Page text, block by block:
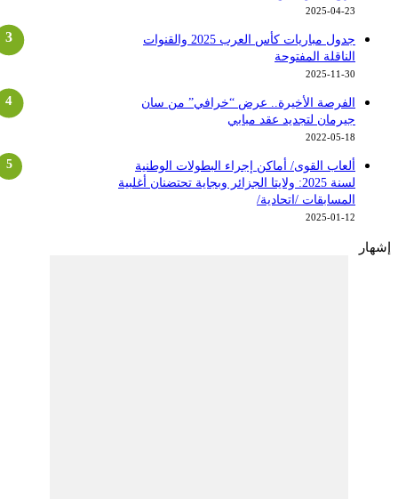
2025-04-23
جدول مباريات كأس العرب 2025 والقنوات
الناقلة المفتوحة
2025-11-30
الفرصة الأخيرة.. عرض “خرافي” من سان
جيرمان لتجديد عقد مبابي
2022-05-18
ألعاب القوى/ أماكن إجراء البطولات الوطنية
لسنة 2025: ولايتا الجزائر وبجاية تحتضنان أغلبية
المسابقات /اتحادية/
2025-01-12